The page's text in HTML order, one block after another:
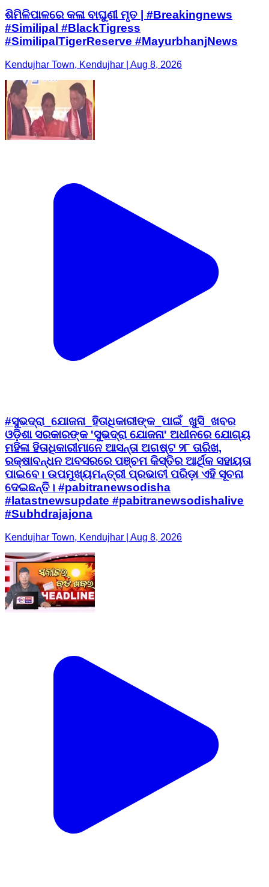
ଶିମିଳିପାଳରେ କଳା ବାଘୁଣୀ ମୃତ | #Breakingnews
#Similipal #BlackTigress
#SimilipalTigerReserve #MayurbhanjNews
Kendujhar Town, Kendujhar | Aug 8, 2026
#ସୁଭଦ୍ରା_ଯୋଜନା_ହିତାଧିକାରୀଙ୍କ_ପାଇଁ_ଖୁସି_ଖବର
ଓଡ଼ିଶା ସରକାରଙ୍କ 'ସୁଭଦ୍ରା ଯୋଜନା' ଅଧୀନରେ ଯୋଗ୍ୟ
ମହିଳା ହିତାଧିକାରୀମାନେ ଆସନ୍ତା ଅଗଷ୍ଟ ୨୮ ତାରିଖ,
ରକ୍ଷାବନ୍ଧନ ଅବସରରେ ପଞ୍ଚମ କିସ୍ତିର ଆର୍ଥିକ ସହାୟତା
ପାଇବେ। ଉପମୁଖ୍ୟମନ୍ତ୍ରୀ ପ୍ରଭାତୀ ପରିଡ଼ା ଏହି ସୂଚନା
ଦେଇଛନ୍ତି। #pabitranewsodisha
#latastnewsupdate #pabitranewsodishalive
#Subhdrajajona
Kendujhar Town, Kendujhar | Aug 8, 2026